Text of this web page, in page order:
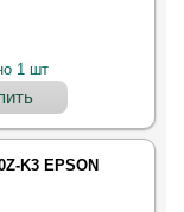
1 шт
K3 EPSON